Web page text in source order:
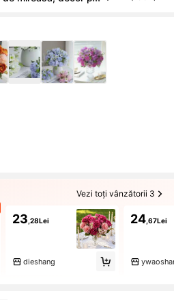
cadou de Ziua Îndrăg
Vezi toți vânzătorii 3
23,28Lei
dieshang
24,67Lei